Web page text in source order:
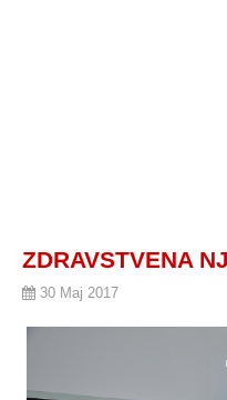
ZDRAVSTVENA
30 Maj 2017